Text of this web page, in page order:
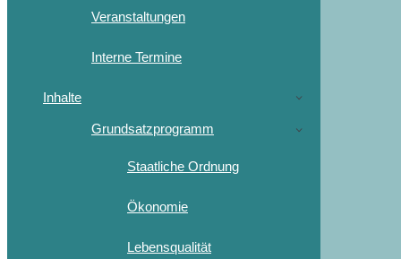
Veranstaltungen
Interne Termine
Inhalte
Grundsatzprogramm
Staatliche Ordnung
Ökonomie
Lebensqualität